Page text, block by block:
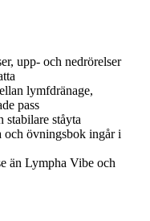
upp- och nedrörelser
lymfdränage,
pass
stabilare ståyta
och övningsbok ingår i
än Lympha Vibe och